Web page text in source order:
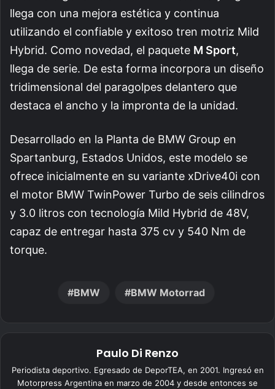
llega con una mejora estética y continua
utilizando el confiable y exitoso tren motriz Mild
Hybrid. Como novedad, el paquete M Sport,
llega de serie. De esta forma incorpora un diseño
tridimensional del paragolpes delantero que
destaca el ancho y la impronta de la unidad.
Desarrollado en la Planta de BMW Group en
Spartanburg, Estados Unidos, este modelo se
ofrece inicialmente en su variante xDrive40i con
el motor BMW TwinPower Turbo de seis cilindros
y 3.0 litros con tecnología Mild Hybrid de 48V,
capaz de entregar hasta 375 cv y 540 Nm de
torque.
BMW BMW Motorrad
Paulo Di Renzo
Periodista deportivo. Egresado de DeporTEA, en 2001. Ingresó en
Motorpress Argentina en marzo de 2004 y desde entonces se